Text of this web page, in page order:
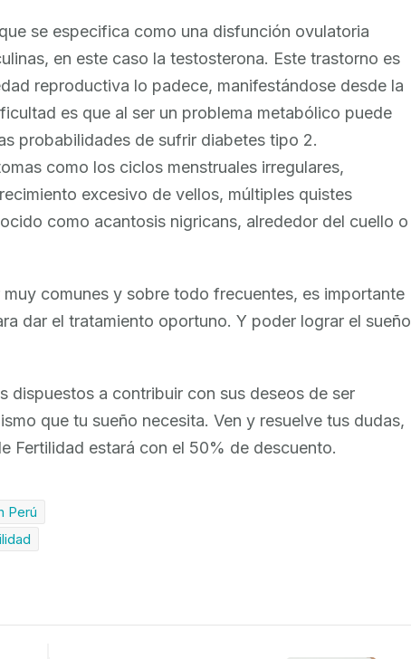
se especifica como una disfunción ovulatoria
en este caso la testosterona. Este trastorno es
reproductiva lo padece, manifestándose desde la
es que al ser un problema metabólico puede
probabilidades de sufrir diabetes tipo 2.
como los ciclos menstruales irregulares,
excesivo de vellos, múltiples quistes
como acantosis nigricans, alrededor del cuello o
comunes y sobre todo frecuentes, es importante
dar el tratamiento oportuno. Y poder lograr el sueño
dispuestos a contribuir con sus deseos de ser
que tu sueño necesita. Ven y resuelve tus dudas,
Fertilidad estará con el 50% de descuento.
Perú